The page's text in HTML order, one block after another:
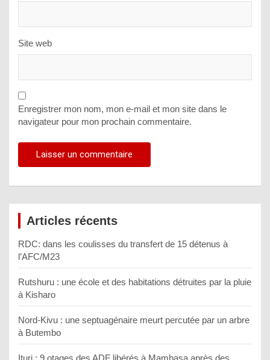
Site web
Enregistrer mon nom, mon e-mail et mon site dans le
navigateur pour mon prochain commentaire.
Articles récents
RDC: dans les coulisses du transfert de 15 détenus à
l’AFC/M23
Rutshuru : une école et des habitations détruites par la pluie
à Kisharo
Nord-Kivu : une septuagénaire meurt percutée par un arbre
à Butembo
Ituri : 9 otages des ADF libérés à Mambasa après des